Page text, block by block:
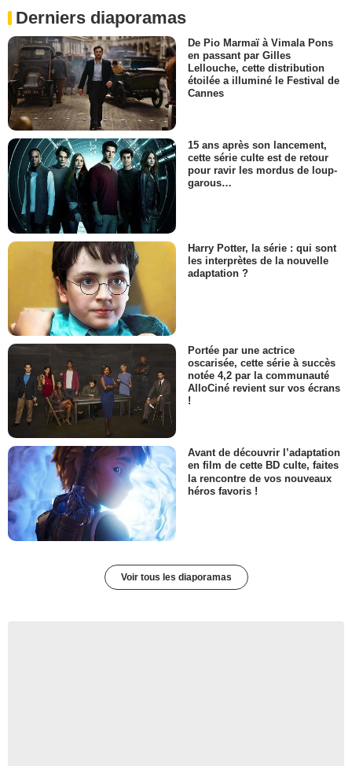
Derniers diaporamas
De Pio Marmaï à Vimala Pons
en passant par Gilles
Lellouche, cette distribution
étoilée a illuminé le Festival de
Cannes
15 ans après son lancement,
cette série culte est de retour
pour ravir les mordus de loup-
garous…
Harry Potter, la série : qui sont
les interprètes de la nouvelle
adaptation ?
Portée par une actrice
oscarisée, cette série à succès
notée 4,2 par la communauté
AlloCiné revient sur vos écrans
!
Avant de découvrir l’adaptation
en film de cette BD culte, faites
la rencontre de vos nouveaux
héros favoris !
Voir tous les diaporamas